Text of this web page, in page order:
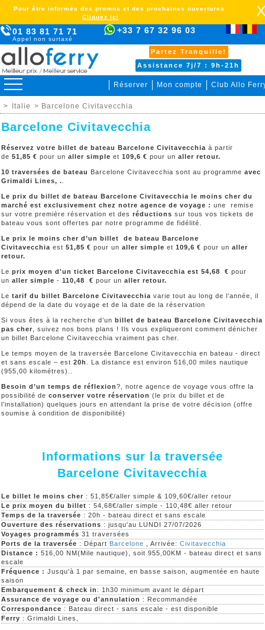
01 83 81 71 71
Appel non surtaxé
+33 7 67 32 96 03
Partez Tranquille!
Assistance 7j/7 : 9h-21h
Réserver Mon compte Club Allo
Pour être informés des promos et des prochaines ouvertures
Cliquez ici
> Italie > Barcelone Civitavecchia
Barcelone Civitavecchia
Réservez votre billet de bateau Barcelone Civitavecchia à partir
de 51,85 € pour un aller simple et 109,6 € pour un aller retour.
10 traversées de bateau Barcelone Civitavecchia sont au programme avec
Grimaldi Lines, .
Le prix du billet de bateau Barcelone Civitavecchia le moins cher du
marché est exclusivement chez notre agence de voyage : une remise
sur votre première réservation et des réductions sur tous vos tickets de
bateau vous sont offertes par notre programme de fidélité.
Le prix le moins cher d’un billet de bateau Barcelone
Civitavecchia est 51,85 € pour un aller simple et 109,6 € pour un aller
retour.
Le prix moyen d'un ticket Barcelone Civitavecchia est 54,68 € pour
un aller simple - 110,48 € pour un aller retour.
Le tarif du billet Barcelone Civitavecchia varie tout au long de l’année, il
dépend de la date du voyage et de la date de la réservation
Si vous êtes à la recherche d’un billet de bateau Barcelone Civitavecchia
pas cher , suivez nos bons plans ! Ils vous expliqueront comment dénicher
un billet Barcelone Civitavecchia vraiment pas cher.
Le temps moyen de la traversée Barcelone Civitavecchia en bateau - direct
et sans escale – est 20h
. La distance est environ 516,00 miles nautique
(955,00 kilométres)..
Besoin d’un temps de réflexion?, notre agence de voyage vous offre la
possibilité de conserver votre réservation (le prix du billet et de
l’installation) quelques jours en attendant la prise de votre décision (offre
soumise à condition de disponibilité)
Informations sur la traversée
Barcelone Civitavecchia
Le billet le moins cher : 51,85€/aller simple & 109,60€/aller retour
Le prix moyen du billet : 54,68€/aller simple - 110,48€ aller retour
Temps de la traversée : 20h - bateau direct et sans escale
Ouverture des réservations : jusqu'au LUNDI 27/07/2026
Voyages programmés 31 traversées
Ports de la traversée : Départ Barcelone , Arrivée: Civitavecchia
Distance : 516,00 NM(Mile nautique), soit 955,00KM - bateau direct et sans
escale
Fréquence : Jusqu'à 1 par semaine, en basse saison, augmentée en haute
saison
Embarquement & check in : 1h30 minimum avant le départ
Assurance de voyage ou d'annulation : Recommandée
Correspondance : Bateau direct - sans escale - est disponible
Ferry : Grimaldi Lines,